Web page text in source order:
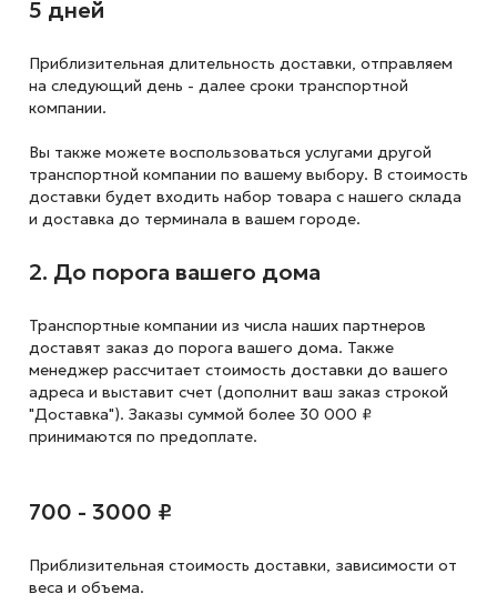
5 дней
Приблизительная длительность доставки, отправляем
на следующий день - далее сроки транспортной
компании.
Вы также можете воспользоваться услугами другой
транспортной компании по вашему выбору. В стоимость
доставки будет входить набор товара с нашего склада
и доставка до терминала в вашем городе.
2. До порога вашего дома
Транспортные компании из числа наших партнеров
доставят заказ до порога вашего дома. Также
менеджер рассчитает стоимость доставки до вашего
адреса и выставит счет (дополнит ваш заказ строкой
"Доставка"). Заказы суммой более 30 000 ₽
принимаются по предоплате.
700 - 3000 ₽
Приблизительная стоимость доставки, зависимости от
веса и объема.